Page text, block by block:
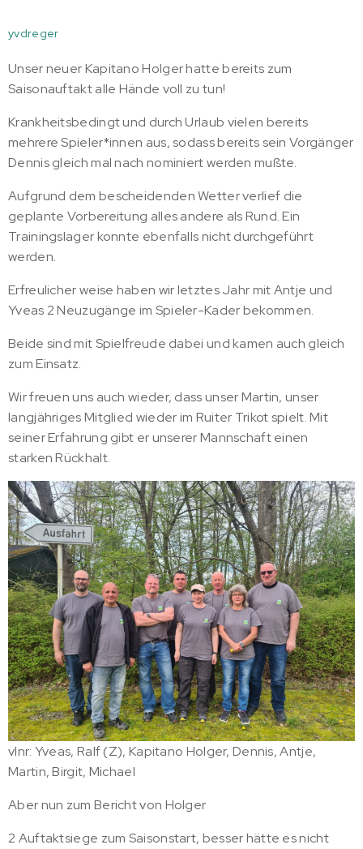
yvdreger
Unser neuer Kapitano Holger hatte bereits zum
Saisonauftakt alle Hände voll zu tun!
Krankheitsbedingt und durch Urlaub vielen bereits
mehrere Spieler*innen aus, sodass bereits sein Vorgänger
Dennis gleich mal nach nominiert werden mußte.
Aufgrund dem bescheidenden Wetter verlief die
geplante Vorbereitung alles andere als Rund. Ein
Trainingslager konnte ebenfalls nicht durchgeführt
werden.
Erfreulicher weise haben wir letztes Jahr mit Antje und
Yveas 2 Neuzugänge im Spieler-Kader bekommen.
Beide sind mit Spielfreude dabei und kamen auch gleich
zum Einsatz.
Wir freuen uns auch wieder, dass unser Martin, unser
langjähriges Mitglied wieder im Ruiter Trikot spielt. Mit
seiner Erfahrung gibt er unserer Mannschaft einen
starken Rückhalt.
vlnr: Yveas, Ralf (Z), Kapitano Holger, Dennis, Antje,
Martin, Birgit, Michael
Aber nun zum Bericht von Holger
2 Auftaktsiege zum Saisonstart, besser hätte es nicht